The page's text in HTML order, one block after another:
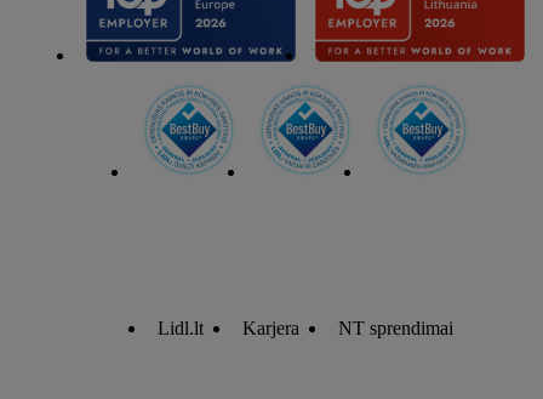
Lidl.lt Karjera NT sprendimai